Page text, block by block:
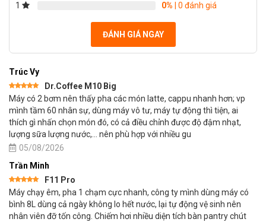
1
0% | 0 đánh giá
ĐÁNH GIÁ NGAY
Trúc Vy
Được xếp
hạng 55
sao
Dr.Coffee M10 Big
Máy có 2 bơm nên thấy pha các món latte, cappu nhanh hơn; vp
mình tầm 60 nhân sự, dùng máy vô tư, máy tự động thì tiện, ai
thích gì nhấn chọn món đó, có cả điều chỉnh được độ đậm nhạt,
lượng sữa lượng nước,… nên phù hợp với nhiều gu
05/08/2026
Trần Minh
Được xếp
hạng 55
sao
F11 Pro
Máy chạy êm, pha 1 chạm cực nhanh, công ty mình dùng máy có
bình 8L dùng cả ngày không lo hết nước, lại tự động vệ sinh nên
nhân viên đỡ tốn công. Chiếm hơi nhiều diện tích bàn pantry chút